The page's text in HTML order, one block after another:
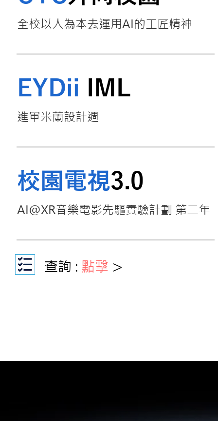
全校以人為本去運用AI的工匠精神​​
EYDii IML
進軍米蘭設計週
校園電視3.0
AI@XR音樂電影先驅實驗計劃 第二年
查詢 : 點擊 >